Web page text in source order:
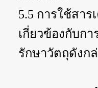
5.5 การใช้สา
เกี่ยวข้องกับก
รักษาวัตถุดังก